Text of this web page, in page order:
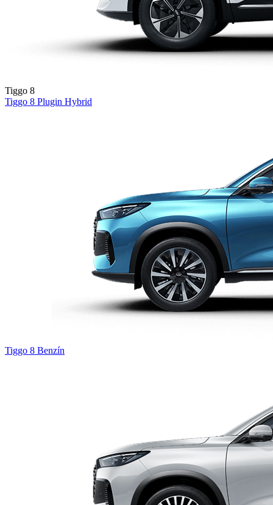
Tiggo 8
Tiggo 8 Plugin Hybrid
Tiggo 8 Benzín